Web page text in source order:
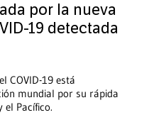
por la nueva
19 detectada
COVID-19 está
mundial por su rápida
el Pacífico.